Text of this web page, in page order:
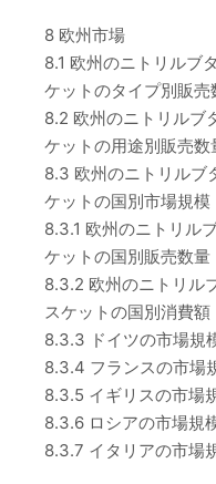
8 欧州市場
8.1 欧州のニトリルブ
ケットのタイプ別販売
8.2 欧州のニトリルブ
ケットの用途別販売数
8.3 欧州のニトリルブ
ケットの国別市場規模
8.3.1 欧州のニトリル
ケットの国別販売数量
8.3.2 欧州のニトリル
スケットの国別消費額
8.3.3 ドイツの市場規
8.3.4 フランスの市場
8.3.5 イギリスの市場
8.3.6 ロシアの市場規
8.3.7 イタリアの市場